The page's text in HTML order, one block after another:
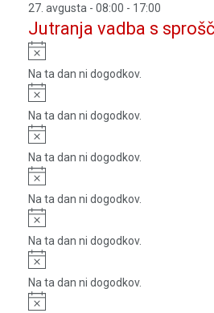
27. avgusta - 08:00 - 17:00
Jutranja vadba s
Notice
Na ta dan ni dogodkov.
Notice
Na ta dan ni dogodkov.
Notice
Na ta dan ni dogodkov.
Notice
Na ta dan ni dogodkov.
Notice
Na ta dan ni dogodkov.
Notice
Na ta dan ni dogodkov.
Notice